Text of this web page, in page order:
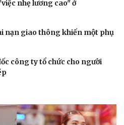
nhẹ lương cao" ở
nạn giao thông khiến một phụ
công ty tổ chức cho người